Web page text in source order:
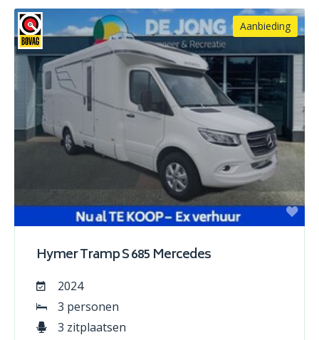
Aanbieding
Hymer Tramp S 685 Mercedes
2024
3 personen
3 zitplaatsen